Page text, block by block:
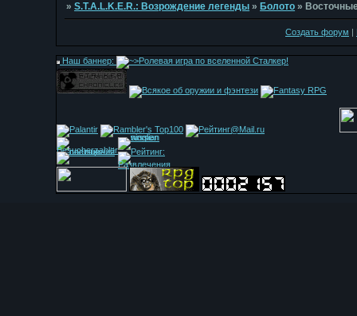
»S.T.A.L.K.E.R.: Возрождение легенды » Болото »
Создать форум |
Наш баннер: